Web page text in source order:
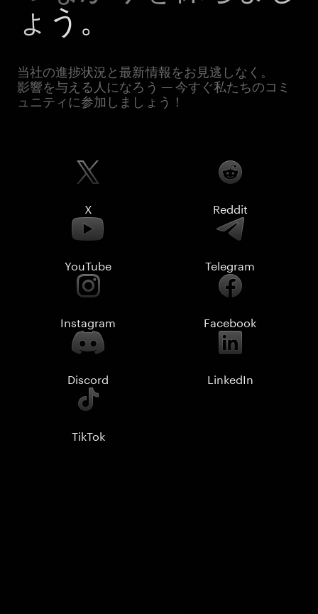
ょう。
当社の進捗状況と最新情報をお見逃しなく。
影響を与える人になろう — 今すぐ私たちのコミ
ュニティに参加しましょう！
X Reddit
YouTube Telegram
Instagram Facebook
Discord LinkedIn
TikTok